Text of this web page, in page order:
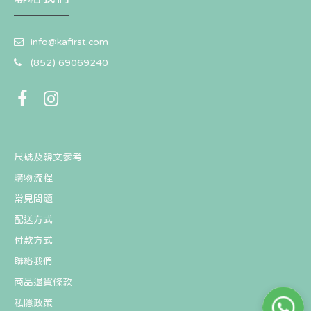
info@kafirst.com
(852) 69069240
尺碼及韓文參考
購物流程
常見問題
配送方式
付款方式
聯絡我們
商品退貨條款
私隱政策